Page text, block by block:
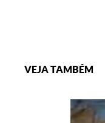
VEJA TAMBÉM